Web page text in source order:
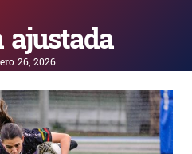
ajustada
26, 2026